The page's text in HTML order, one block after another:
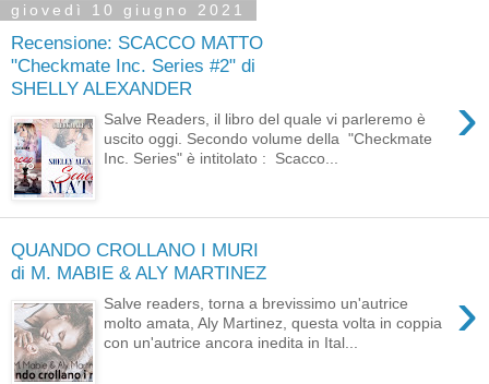
giovedì 10 giugno 2021
Recensione: SCACCO MATTO
"Checkmate Inc. Series #2" di
SHELLY ALEXANDER
›
Salve Readers, il libro del quale vi parleremo è
uscito oggi. Secondo volume della "Checkmate
Inc. Series" è intitolato : Scacco...
QUANDO CROLLANO I MURI
di M. MABIE & ALY MARTINEZ
›
Salve readers, torna a brevissimo un'autrice
molto amata, Aly Martinez, questa volta in coppia
con un'autrice ancora inedita in Ital...